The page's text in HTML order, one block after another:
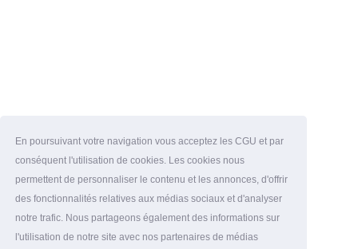
En poursuivant votre navigation vous acceptez les CGU et par
conséquent l'utilisation de cookies. Les cookies nous
permettent de personnaliser le contenu et les annonces, d'offrir
des fonctionnalités relatives aux médias sociaux et d'analyser
notre trafic. Nous partageons également des informations sur
l'utilisation de notre site avec nos partenaires de médias